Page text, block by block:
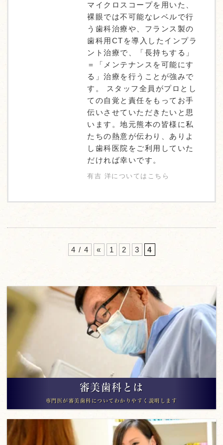
マイクロスコープを用いた、
裸眼では不可能なレベルで行
う歯科治療や、フランス製の
歯科用CTを導入したインプラ
ント治療で、「長持ちする」
＝「メンテナンスを可能にす
る」治療を行うことが強みで
す。 スタッフ全員がプロとし
ての自覚と責任をもってお手
伝いさせていただきたいと思
います。地元熊本の皆様に私
たちの熱意が伝わり、ありよ
し歯科医院をご利用していた
だければ幸いです。
有吉 洋についてはこちら
4 / 4 « 1 2 3 4
審美歯科とは
専門医が審美歯科についてわかりやすく説明します